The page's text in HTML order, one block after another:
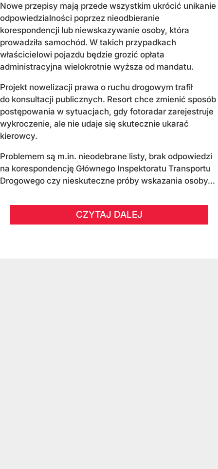
Nowe przepisy mają przede wszystkim ukrócić unikanie
odpowiedzialności poprzez nieodbieranie
korespondencji lub niewskazywanie osoby, która
prowadziła samochód. W takich przypadkach
właścicielowi pojazdu będzie grozić opłata
administracyjna wielokrotnie wyższa od mandatu.
Projekt nowelizacji prawa o ruchu drogowym trafił
do konsultacji publicznych. Resort chce zmienić sposób
postępowania w sytuacjach, gdy fotoradar zarejestruje
wykroczenie, ale nie udaje się skutecznie ukarać
kierowcy.
Problemem są m.in. nieodebrane listy, brak odpowiedzi
na korespondencję Głównego Inspektoratu Transportu
Drogowego czy nieskuteczne próby wskazania osoby...
CZYTAJ DALEJ